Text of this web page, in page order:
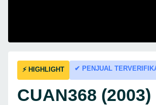
⚡ HIGHLIGHT ✔ PENJUAL
CUAN368 (2003)